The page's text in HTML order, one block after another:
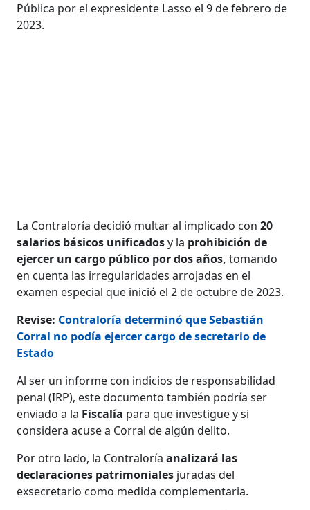
Pública por el expresidente Lasso el 9 de febrero de
2023.
La Contraloría decidió multar al implicado con20
salarios básicos unificadosy la prohibición de
ejercer un cargo público por dos años,tomando
en cuenta las irregularidades arrojadas en el
examen especial que inició el 2 de octubre de 2023.
Revise: Contraloría determinó que Sebastián
Corral no podía ejercer cargo de secretario de
Estado
Al ser un informe con indicios de responsabilidad
penal (IRP), este documento también podría ser
enviado a la Fiscalía para que investigue y si
considera acuse a Corral de algún delito.
Por otro lado, la Contraloría analizará las
declaraciones patrimoniales juradas del
exsecretario como medida complementaria.